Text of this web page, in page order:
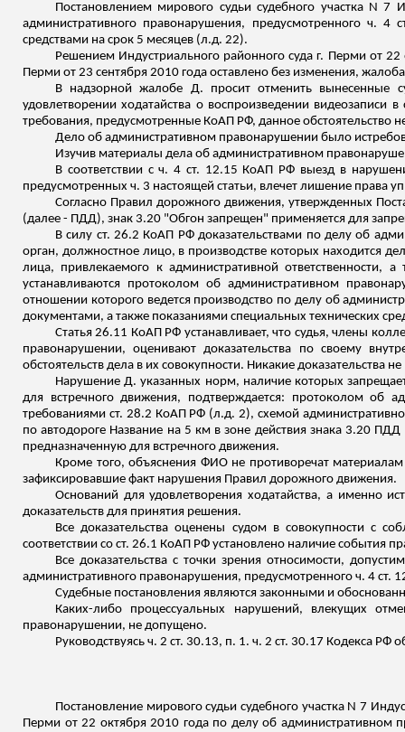
Постановлением мирового судьи судебного участка N
административного правонарушения, предусмотренного ч.
средствами на срок 5 месяцев (л.д. 22).
Решением Индустриального районного суда г. Перми от 22
Перми от 23 сентября 2010 года оставлено без изменения,
В надзорной жалобе Д. просит отменить вынесенные
удовлетворении ходатайства о воспроизведении
требования, предусмотренные КоАП РФ, данное обстоятельство
Дело об административном правонарушении было
Изучив материалы дела об административном
В соответствии с ч. 4 ст. 12.15 КоАП РФ выезд в
предусмотренных ч. 3 настоящей статьи, влечет лишение права
Согласно Правил дорожного движения, утвержденных
(далее - ПДД), знак 3.20 "Обгон запрещен" применяется для
В силу ст. 26.2 КоАП РФ доказательствами по делу об
орган, должностное лицо, в производстве которых находится
лица, привлекаемого к административной ответственности,
устанавливаются протоколом об административном
отношении которого ведется производство по делу об
документами, а также показаниями специальных технических
Статья 26.11 КоАП РФ устанавливает, что судья, члены
правонарушении, оценивают доказательства по своему
обстоятельств дела в их совокупности. Никакие доказательства
Нарушение Д. указанных норм, наличие которых
для встречного движения, подтверждается: протоколом об
требованиями ст. 28.2 КоАП РФ (л.д. 2), схемой
по автодороге Название на 5 км в зоне действия знака 3.20
предназначенную для встречного движения.
Кроме того, объяснения ФИО не противоречат
зафиксировавшие факт нарушения Правил дорожного движения.
Оснований для удовлетворения ходатайства, а именно
доказательств для принятия решения.
Все доказательства оценены судом в совокупности с
соответствии со ст. 26.1 КоАП РФ установлено наличие события
Все доказательства с точки зрения относимости,
административного правонарушения, предусмотренного ч. 4 ст.
Судебные постановления являются законными и
Каких-либо процессуальных нарушений, влекущих
правонарушении, не допущено.
Руководствуясь ч. 2 ст. 30.13, п. 1. ч. 2 ст. 30.17 Кодекса
Постановление мирового судьи судебного участка N 7
Перми от 22 октября 2010 года по делу об административном